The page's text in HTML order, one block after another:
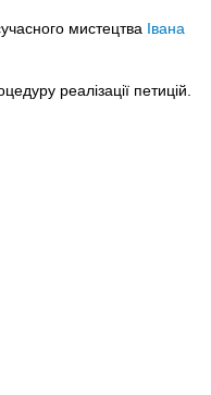
мистецтва Івана
реалізації петицій.